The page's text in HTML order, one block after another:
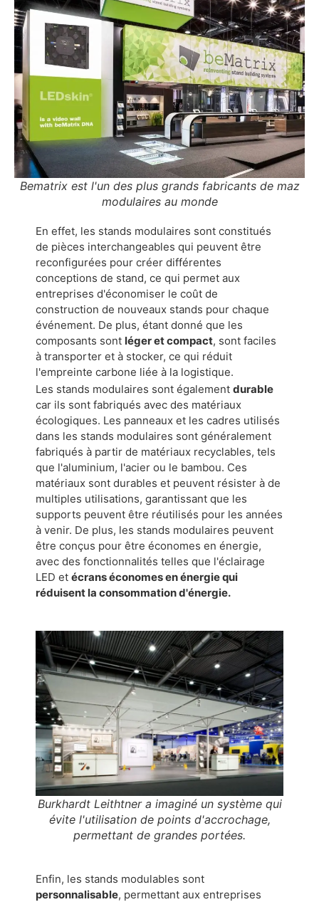
Bematrix est l'un des plus grands fabricants de maz
modulaires au monde
En effet, les stands modulaires sont constitués
de pièces interchangeables qui peuvent être
reconfigurées pour créer différentes
conceptions de stand, ce qui permet aux
entreprises d'économiser le coût de
construction de nouveaux stands pour chaque
événement. De plus, étant donné que les
composants sont léger et compact, sont faciles
à transporter et à stocker, ce qui réduit
l'empreinte carbone liée à la logistique.
Les stands modulaires sont également durable
car ils sont fabriqués avec des matériaux
écologiques. Les panneaux et les cadres utilisés
dans les stands modulaires sont généralement
fabriqués à partir de matériaux recyclables, tels
que l'aluminium, l'acier ou le bambou. Ces
matériaux sont durables et peuvent résister à de
multiples utilisations, garantissant que les
supports peuvent être réutilisés pour les années
à venir. De plus, les stands modulaires peuvent
être conçus pour être économes en énergie,
avec des fonctionnalités telles que l'éclairage
LED et écrans économes en énergie qui
réduisent la consommation d'énergie.
Burkhardt Leithtner a imaginé un système qui
évite l'utilisation de points d'accrochage,
permettant de grandes portées.
Enfin, les stands modulables sont
personnalisable, permettant aux entreprises